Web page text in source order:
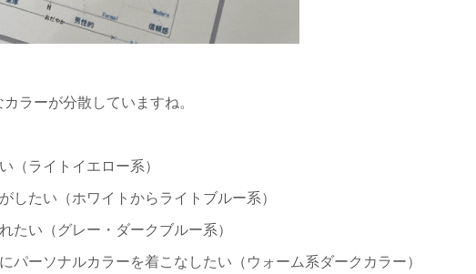
ラーが分散していますね。
（ライトイエロー系）
したい（ホワイトからライトブルー系）
たい（グレー・ダークブルー系）
パーソナルカラーを着こなしたい（ウォーム系ダークカラー）